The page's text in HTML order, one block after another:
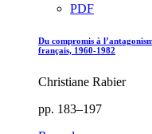
PDF
Du compromis à
français, 1960-1982
Christiane Rabier
pp. 183–197